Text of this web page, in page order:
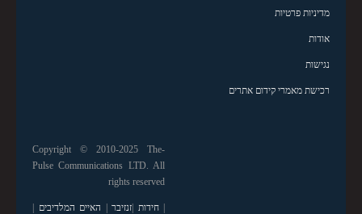
מדיניות פרטיות
אודות
נגישות
רכישת מאמרי קידום אתרים
Copyright © 2010-2025 The-
Pulse Communications LTD. All
rights reserved
|חידות |זנזיבר | האיים המלדיבים |